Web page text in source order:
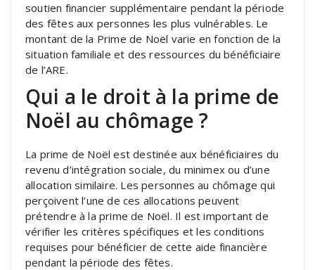
soutien financier supplémentaire pendant la période
des fêtes aux personnes les plus vulnérables. Le
montant de la Prime de Noël varie en fonction de la
situation familiale et des ressources du bénéficiaire
de l’ARE.
Qui a le droit à la prime de
Noël au chômage ?
La prime de Noël est destinée aux bénéficiaires du
revenu d’intégration sociale, du minimex ou d’une
allocation similaire. Les personnes au chômage qui
perçoivent l’une de ces allocations peuvent
prétendre à la prime de Noël. Il est important de
vérifier les critères spécifiques et les conditions
requises pour bénéficier de cette aide financière
pendant la période des fêtes.